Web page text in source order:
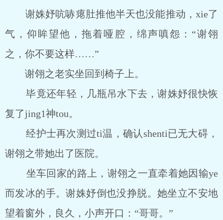
谢姝妤吭哧瘪肚推他半天也没能推动，xie了
气，仰眸望他，拖着哑腔，绵声嗔怨：“谢翎
之，你不要这样……”
谢翎之老实坐回到椅子上。
毕竟还年轻，几瓶吊水下去，谢姝妤很快恢
复了jing1神tou。
经护士再次测过ti温，确认shenti已无大碍，
谢翎之带她出了医院。
坐车回家的路上，谢翎之一直牵着她因输ye
而发冰的手。谢姝妤倒也没挣脱。她坐立不安地
望着窗外，良久，小声开口：“哥哥。”